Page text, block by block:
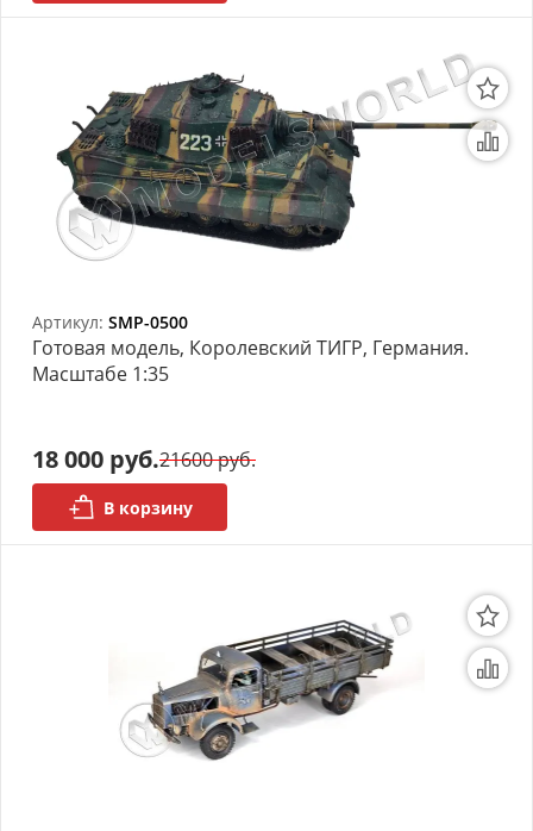
Артикул: SMP-0500
Готовая модель, Королевский ТИГР, Германия.
Масштабе 1:35
18 000 руб.21600 руб.
В корзину